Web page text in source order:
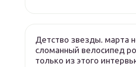
Детство звезды. марта
сломанный велосипед
только из этого